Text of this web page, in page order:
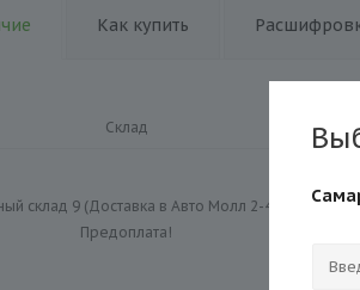
Как купить
Склад
склад 9 (Доставка в Авто Молл 2-4 дня)
Предоплата!